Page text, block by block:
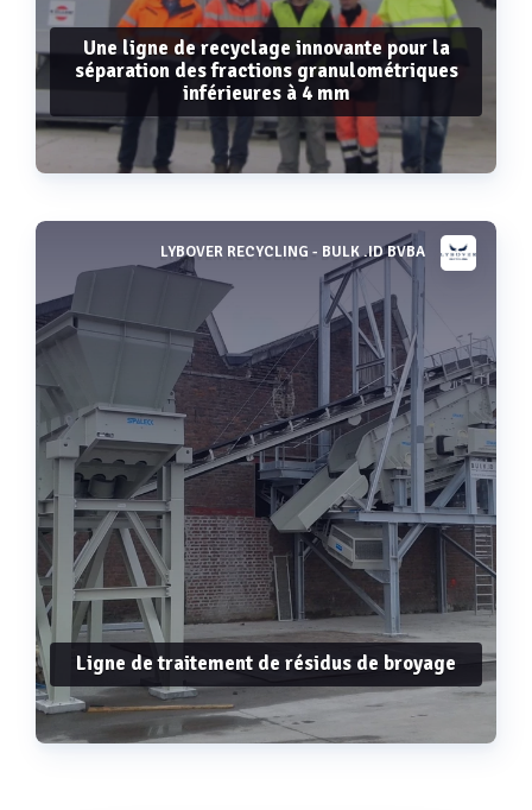
Une ligne de recyclage innovante pour la
séparation des fractions granulométriques
inférieures à 4 mm
Voir plus
LYBOVER RECYCLING - BULK .ID BVBA
Ligne de traitement de résidus de broyage